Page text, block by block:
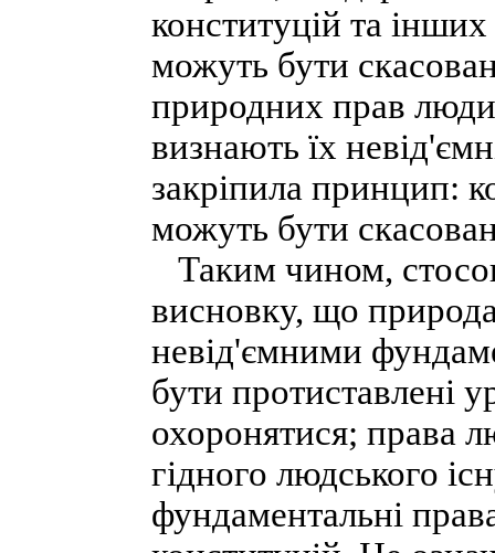
конституцій та
можуть бути
природних прав
визнають їх
закріпила принцип:
можуть бути
Таким чином,
висновку, що
невід'ємними
бути протиставлені
охоронятися; права
гідного людського
фундаментальні